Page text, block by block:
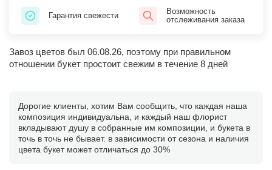
Гарантия свежести
Возможность
отслеживания заказа
Завоз цветов был 06.08.26, поэтому при правильном
отношении букет простоит свежим в течение 8 дней
Дорогие клиенты, хотим Вам сообщить, что каждая наша
композиция индивидуальна, и каждый наш флорист
вкладывают душу в собранные им композиции, и букета в
точь в точь не бывает. в зависимости от сезона и наличия
цвета букет может отличаться до 30%